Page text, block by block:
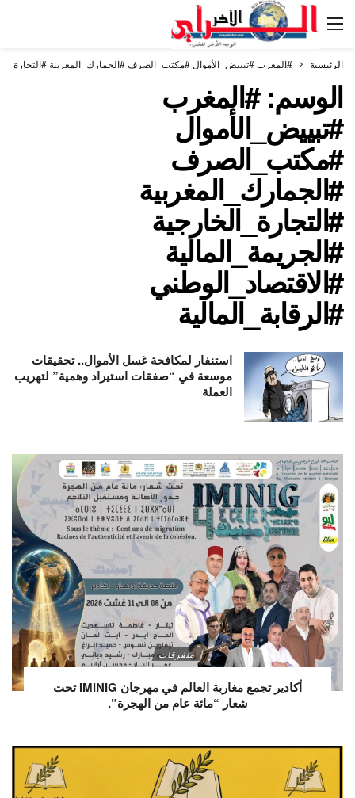
الرئيسية #المغرب #تبييض_الأموال #مكتب_الصرف #الجمارك_المغربية
الوسم:#المغرب
#تبييض_الأموال
#مكتب_الصرف
#الجمارك_المغربية
#التجارة_الخارجية
#الجريمة_المالية
#الاقتصاد_الوطني
#الرقابة_المالية
استنفار لمكافحة غسل الأموال.. تحقيقات
موسعة في “صفقات استيراد وهمية” لتهريب
العملة
متفرقات
أكادير تجمع مغاربة العالم في مهرجان IMINIG تحت
شعار “مائة عام من الهجرة”.